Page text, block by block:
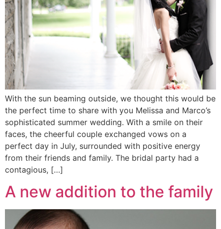
With the sun beaming outside, we thought this would be
the perfect time to share with you Melissa and Marco’s
sophisticated summer wedding. With a smile on their
faces, the cheerful couple exchanged vows on a
perfect day in July, surrounded with positive energy
from their friends and family. The bridal party had a
contagious, […]
A new addition to the family